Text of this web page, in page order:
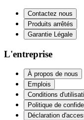
Contactez nous
Produits arrêtés
Garantie Légale
L'entreprise
À propos de nous
Emplois
Conditions
Politique de
Déclaration